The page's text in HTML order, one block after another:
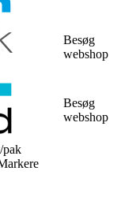
Besøg
webshop
Besøg
webshop
pak